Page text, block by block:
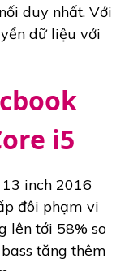
duy nhất. Với
dữ liệu với
i5
inch 2016
đôi phạm vi
lên tới 58% so
tăng thêm